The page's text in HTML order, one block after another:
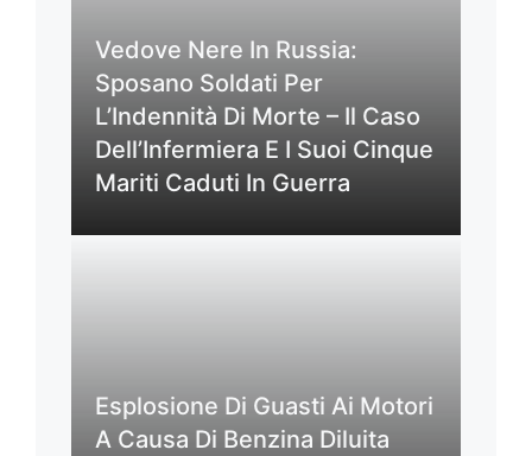
Vedove Nere In Russia:
Sposano Soldati Per
L’Indennità Di Morte – Il Caso
Dell’Infermiera E I Suoi Cinque
Mariti Caduti In Guerra
Esplosione Di Guasti Ai Motori
A Causa Di Benzina Diluita